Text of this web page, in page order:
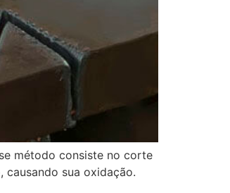
método consiste no corte
sua oxidação.